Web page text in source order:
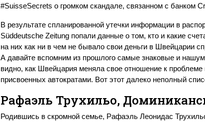
#SuisseSecrets о громком скандале, связанном с банком
В результате спланированной утечки информации в
Süddeutsche Zeitung попали данные о том, кто и какие
на них как ни в чем не бывало свои деньги в Швейцарии
А давайте вспомним из прошлого самые знаковые и
видно, как Швейцария меняла свое отношение к
присвоенных автократами. Вот этот далеко неполный
Рафаэль Трухильо,
Родившись в скромной семье, Рафаэль Леонидас